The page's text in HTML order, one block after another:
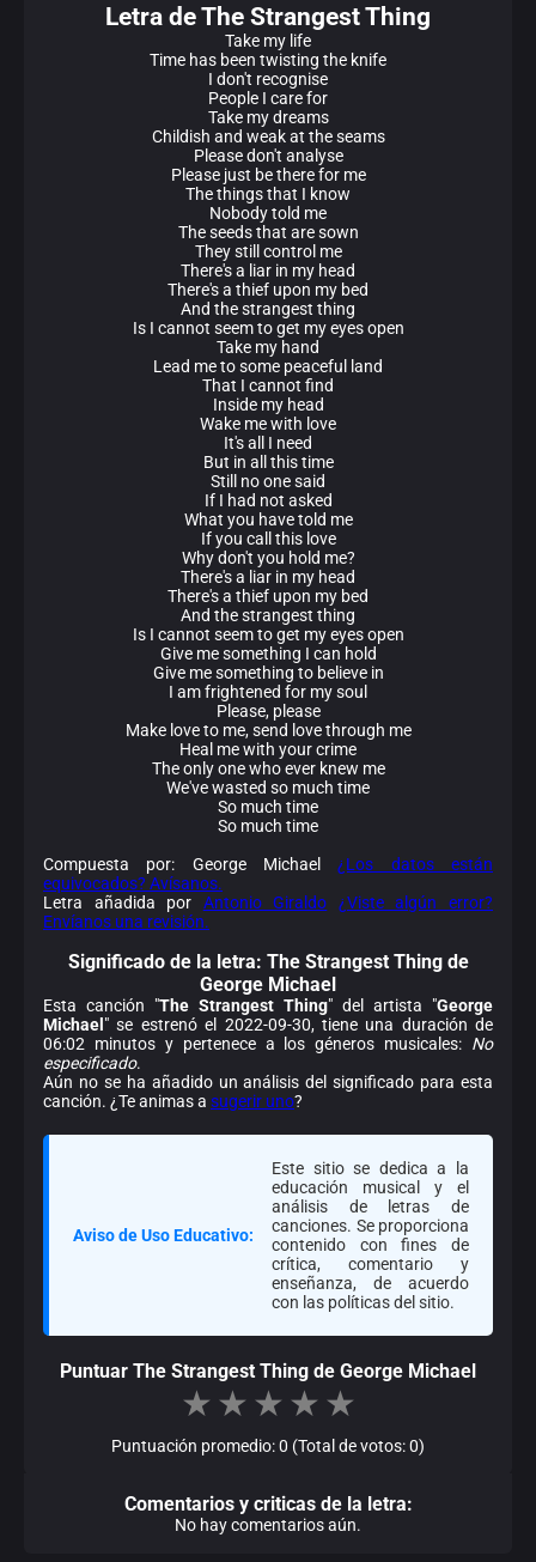
Letra de The Strangest Thing
Take my life
Time has been twisting the knife
I don't recognise
People I care for
Take my dreams
Childish and weak at the seams
Please don't analyse
Please just be there for me
The things that I know
Nobody told me
The seeds that are sown
They still control me
There's a liar in my head
There's a thief upon my bed
And the strangest thing
Is I cannot seem to get my eyes open
Take my hand
Lead me to some peaceful land
That I cannot find
Inside my head
Wake me with love
It's all I need
But in all this time
Still no one said
If I had not asked
What you have told me
If you call this love
Why don't you hold me?
There's a liar in my head
There's a thief upon my bed
And the strangest thing
Is I cannot seem to get my eyes open
Give me something I can hold
Give me something to believe in
I am frightened for my soul
Please, please
Make love to me, send love through me
Heal me with your crime
The only one who ever knew me
We've wasted so much time
So much time
So much time
Compuesta por: George Michael¿Los datos están
equivocados? Avísanos.
Letra añadida por Antonio Giraldo
¿Viste algún error?
Envíanos una revisión.
Significado de la letra: The Strangest Thing de
George Michael
Esta canción "The Strangest Thing" del artista "George
Michael " se estrenó el 2022-09-30, tiene una duración de
06:02 minutos y pertenece a los géneros musicales: No
especificado.
Aún no se ha añadido un análisis del significado para esta
canción. ¿Te animas a sugerir uno?
Aviso de Uso Educativo:
Este sitio se dedica a la
educación musical y el
análisis de letras de
canciones. Se proporciona
contenido con fines de
crítica, comentario y
enseñanza, de acuerdo
con las políticas del sitio.
Puntuar The Strangest Thing de George Michael
★ ★ ★ ★ ★
Puntuación promedio: 0 (Total de votos: 0)
Comentarios y criticas de la letra:
No hay comentarios aún.